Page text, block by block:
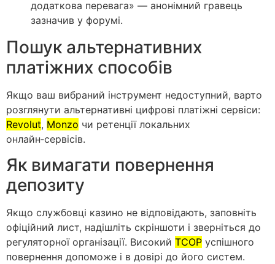
додаткова перевага» — анонімний гравець
зазначив у форумі.
Пошук альтернативних
платіжних способів
Якщо ваш вибраний інструмент недоступний, варто
розглянути альтернативні цифрові платіжні сервіси:
Revolut, Monzo чи ретенції локальних
онлайн‑сервісів.
Як вимагати повернення
депозиту
Якщо службовці казино не відповідають, заповніть
офіційний лист, надішліть скріншоти і зверніться до
регуляторної організації. Високий ТСОР успішного
повернення допоможе і в довірі до його систем.